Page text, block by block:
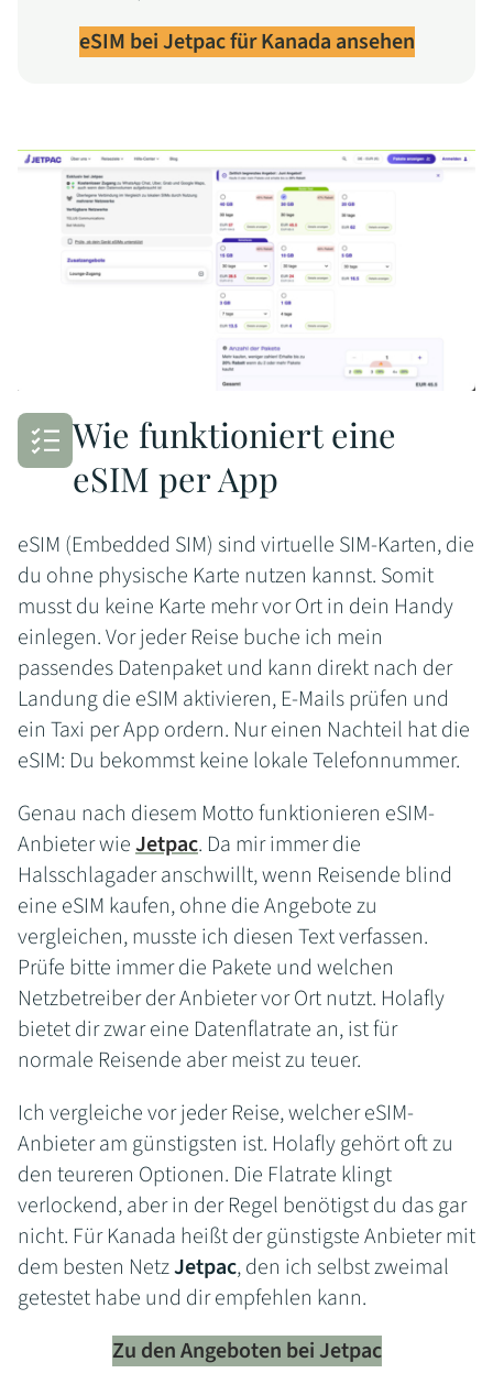
eSIM bei Jetpac für Kanada ansehen
Wie funktioniert eine
eSIM per App
eSIM (Embedded SIM) sind virtuelle SIM-Karten, die
du ohne physische Karte nutzen kannst. Somit
musst du keine Karte mehr vor Ort in dein Handy
einlegen. Vor jeder Reise buche ich mein
passendes Datenpaket und kann direkt nach der
Landung die eSIM aktivieren, E-Mails prüfen und
ein Taxi per App ordern. Nur einen Nachteil hat die
eSIM: Du bekommst keine lokale Telefonnummer.
Genau nach diesem Motto funktionieren eSIM-
Anbieter wieJetpac. Da mir immer die
Halsschlagader anschwillt, wenn Reisende blind
eine eSIM kaufen, ohne die Angebote zu
vergleichen, musste ich diesen Text verfassen.
Prüfe bitte immer die Pakete und welchen
Netzbetreiber der Anbieter vor Ort nutzt. Holafly
bietet dir zwar eine Datenflatrate an, ist für
normale Reisende aber meist zu teuer.
Ich vergleiche vor jeder Reise, welcher eSIM-
Anbieter am günstigsten ist. Holafly gehört oft zu
den teureren Optionen. Die Flatrate klingt
verlockend, aber in der Regel benötigst du das gar
nicht. Für Kanada heißt der günstigste Anbieter mit
dem besten NetzJetpac, den ich selbst zweimal
getestet habe und dir empfehlen kann.
Zu den Angeboten bei Jetpac